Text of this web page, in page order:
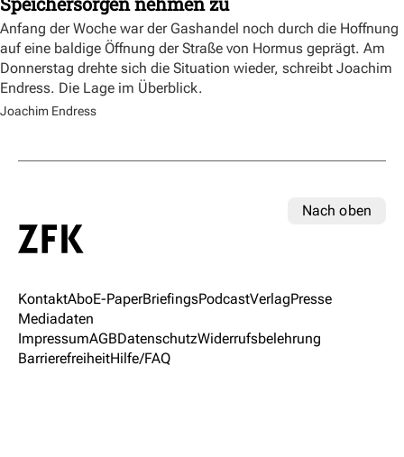
Anfang der Woche war der Gashandel noch durch die Hoffnung
auf eine baldige Öffnung der Straße von Hormus geprägt. Am
Donnerstag drehte sich die Situation wieder, schreibt Joachim
Endress. Die Lage im Überblick.
Joachim Endress
Nach oben
KontaktAboE-PaperBriefingsPodcastVerlagPresse
Mediadaten
ImpressumAGBDatenschutzWiderrufsbelehrung
BarrierefreiheitHilfe/FAQ